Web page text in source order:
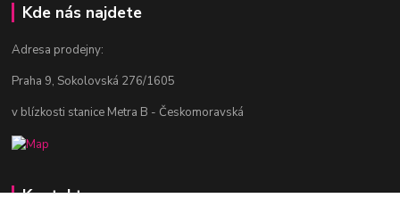
Kde nás najdete
Adresa prodejny:
Praha 9, Sokolovská 276/1605
v blízkosti stanice Metra B - Českomoravská
Kontakty